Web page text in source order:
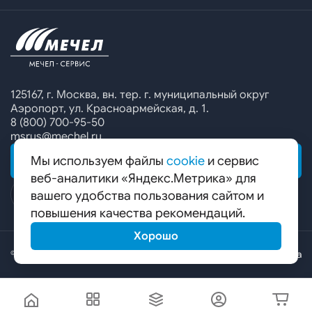
Сбор коммерческих предложений
Специальные предложения
Калькулятор металла
Ижсталь
Уральская кузница
Белорецкий металлургический комбинат
Гурьевский филиал ЧМК
125167, г. Москва, вн. тер. г. муниципальный округ
Аэропорт, ул. Красноармейская, д. 1.
8 (800) 700-95-50
msrus@mechel.ru
ОБРАТНАЯ СВЯЗЬ
© ООО «Мечел-Сервис», 2026 Карта сайта
Мы используем файлы cookie и сервис
веб-аналитики «Яндекс.Метрика» для
вашего удобства пользования сайтом и
повышения качества рекомендаций.
Хорошо